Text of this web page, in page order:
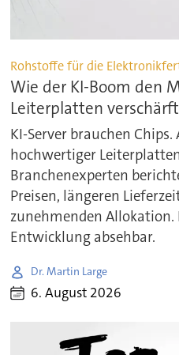
Rohstoffe für die
Wie der KI-Boom den
Leiterplatten verschärft
KI-Server brauchen
hochwertiger
Branchenexperten
Preisen, längeren
zunehmenden Allokation.
Entwicklung absehbar.
Dr. Martin Large
6. August 2026